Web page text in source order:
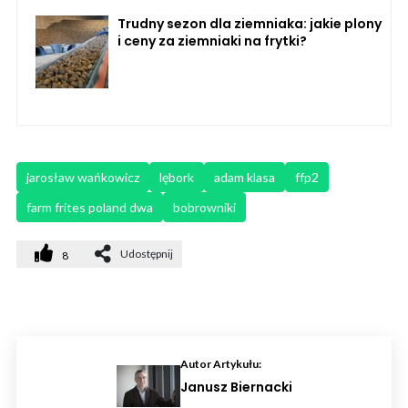
Trudny sezon dla ziemniaka: jakie plony
i ceny za ziemniaki na frytki?
jarosław wańkowicz lębork adam klasa
ffp2
farm frites poland dwa
bobrowniki
8 Udostępnij
Autor Artykułu:
Janusz Biernacki